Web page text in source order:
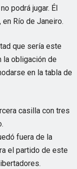
podrá jugar. Él
Río de Janeiro.
que sería este
la obligación de
en la tabla de
casilla con tres
fuera de la
el partido de este